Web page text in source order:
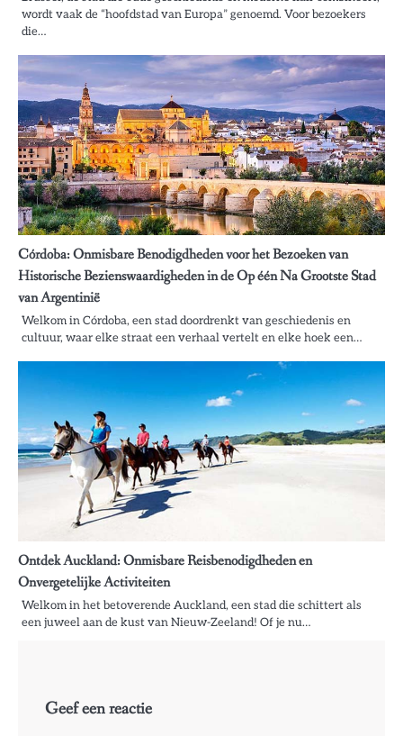
wordt vaak de “hoofdstad van Europa” genoemd. Voor bezoekers
die…
Córdoba: Onmisbare Benodigdheden voor het Bezoeken van
Historische Bezienswaardigheden in de Op één Na Grootste Stad
van Argentinië
Welkom in Córdoba, een stad doordrenkt van geschiedenis en
cultuur, waar elke straat een verhaal vertelt en elke hoek een…
Ontdek Auckland: Onmisbare Reisbenodigdheden en
Onvergetelijke Activiteiten
Welkom in het betoverende Auckland, een stad die schittert als
een juweel aan de kust van Nieuw-Zeeland! Of je nu…
Geef een reactie